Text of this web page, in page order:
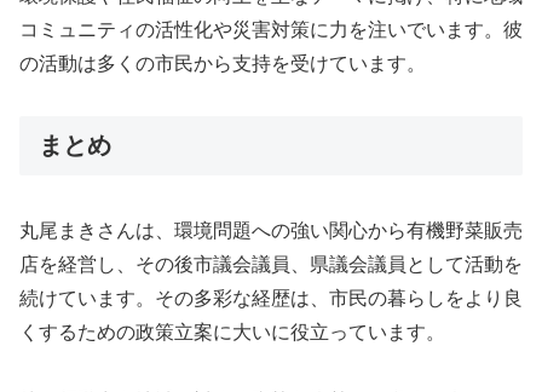
コミュニティの活性化や災害対策に力を注いでいます。彼
の活動は多くの市民から支持を受けています。
まとめ
丸尾まきさんは、環境問題への強い関心から有機野菜販売
店を経営し、その後市議会議員、県議会議員として活動を
続けています。その多彩な経歴は、市民の暮らしをより良
くするための政策立案に大いに役立っています。